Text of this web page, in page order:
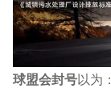
球盟会封号以为